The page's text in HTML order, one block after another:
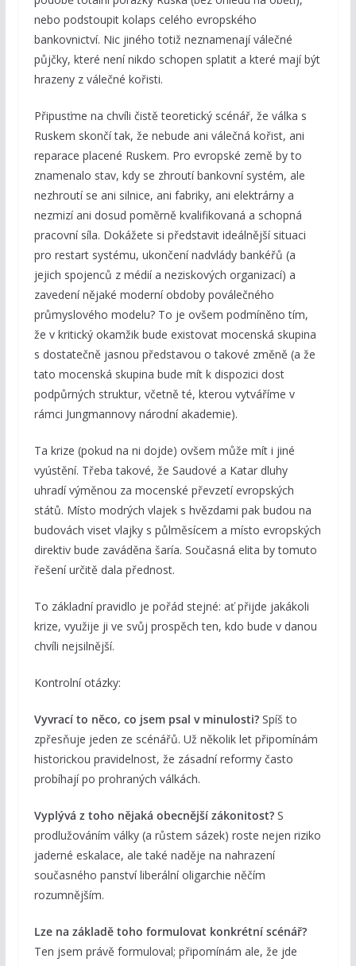
nebo podstoupit kolaps celého evropského
bankovnictví. Nic jiného totiž neznamenají válečné
půjčky, které není nikdo schopen splatit a které mají být
hrazeny z válečné kořisti.
Připusťme na chvíli čistě teoretický scénář, že válka s
Ruskem skončí tak, že nebude ani válečná kořist, ani
reparace placené Ruskem. Pro evropské země by to
znamenalo stav, kdy se zhroutí bankovní systém, ale
nezhroutí se ani silnice, ani fabriky, ani elektrárny a
nezmizí ani dosud poměrně kvalifikovaná a schopná
pracovní síla. Dokážete si představit ideálnější situaci
pro restart systému, ukončení nadvlády bankéřů (a
jejich spojenců z médií a neziskových organizací) a
zavedení nějaké moderní obdoby poválečného
průmyslového modelu? To je ovšem podmíněno tím,
že v kritický okamžik bude existovat mocenská skupina
s dostatečně jasnou představou o takové změně (a že
tato mocenská skupina bude mít k dispozici dost
podpůrných struktur, včetně té, kterou vytváříme v
rámci Jungmannovy národní akademie).
Ta krize (pokud na ni dojde) ovšem může mít i jiné
vyústění. Třeba takové, že Saudové a Katar dluhy
uhradí výměnou za mocenské převzetí evropských
států. Místo modrých vlajek s hvězdami pak budou na
budovách viset vlajky s půlměsícem a místo evropských
direktiv bude zaváděna šaría. Současná elita by tomuto
řešení určitě dala přednost.
To základní pravidlo je pořád stejné: ať přijde jakákoli
krize, využije ji ve svůj prospěch ten, kdo bude v danou
chvíli nejsilnější.
Kontrolní otázky:
Vyvrací to něco, co jsem psal v minulosti?Spíš to
zpřesňuje jeden ze scénářů. Už několik let připomínám
historickou pravidelnost, že zásadní reformy často
probíhají po prohraných válkách.
Vyplývá z toho nějaká obecnější zákonitost?S
prodlužováním války (a růstem sázek) roste nejen riziko
jaderné eskalace, ale také naděje na nahrazení
současného panství liberální oligarchie něčím
rozumnějším.
Lze na základě toho formulovat konkrétní scénář?
Ten jsem právě formuloval; připomínám ale, že jde